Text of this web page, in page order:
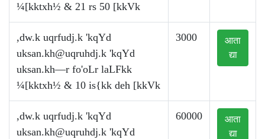
¼[kktxh½ & 21 rs 50 [kkVk
,dw.k uqrfudj.k 'kqYd
uksan.kh@uqruhdj.k 'kqYd
uksan.kh—r fo'oLr laLFkk
¼[kktxh½ & 10 is{kk deh [kkVk
3000
आता
द्या
,dw.k uqrfudj.k 'kqYd
uksan.kh@uqruhdj.k 'kqYd
60000
आता
द्या